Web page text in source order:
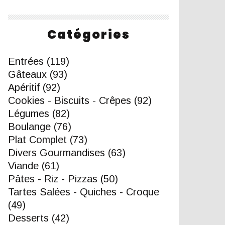
Catégories
Entrées (119)
Gâteaux (93)
Apéritif (92)
Cookies - Biscuits - Crêpes (92)
Légumes (82)
Boulange (76)
Plat Complet (73)
Divers Gourmandises (63)
Viande (61)
Pâtes - Riz - Pizzas (50)
Tartes Salées - Quiches - Croque
(49)
Desserts (42)